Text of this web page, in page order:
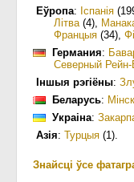
Еўропа: Іспанія
Літва(4),
Францыя (34),
Германия:
Северный
Іншыя рэгіёны:
Беларусь:
Украіна:
Азія: Турцыя (1).
Знайсці ўсе